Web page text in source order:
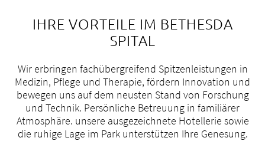
IHRE VORTEILE IM BETHESDA
SPITAL
Wir erbringen fachübergreifend Spitzenleistungen in
Medizin, Pflege und Therapie, fördern Innovation und
bewegen uns auf dem neusten Stand von Forschung
und Technik. Persönliche Betreuung in familiärer
Atmosphäre. unsere ausgezeichnete Hotellerie sowie
die ruhige Lage im Park unterstützen Ihre Genesung.